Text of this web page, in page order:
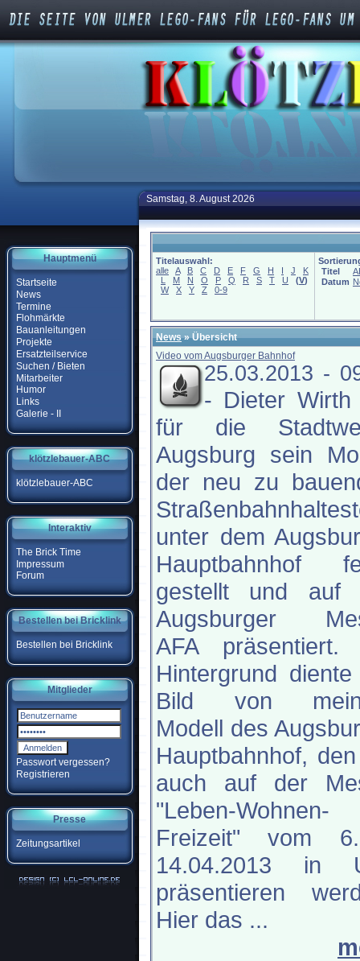
Hauptmenü
Startseite
News
Termine
Flohmärkte
Bauanleitungen
Projekte
Ersatzteilservice
Suchen / Bieten
Mitarbeiter
Humor
Links
Galerie - II
klötzlebauer-ABC
klötzlebauer-ABC
Interaktiv
The Brick Time
Impressum
Forum
Bestellen bei Bricklink
Bestellen bei Bricklink
Mitglieder
Passwort vergessen?
Registrieren
Presse
Zeitungsartikel
Samstag, 8. August 2026
Titelauswahl:
alle
A B C D E F G H I J
K
L
M N O P Q R S T U (V)
W
X Y Z 0-9
Titel
Datum
News» Übersicht
Video vom Augsburger Bahnhof
25.03.2013 -
- Dieter Wirth
für die
Augsburg sein
der neu zu
unter dem
Hauptbahnhof
gestellt und auf
Augsburger
AFA präsentiert.
Hintergrund
Bild von
Modell des
Hauptbahnhof,
auch auf der
"Leben-Wohnen-
Freizeit" vom
14.04.2013 in
präsentieren
Hier das ...